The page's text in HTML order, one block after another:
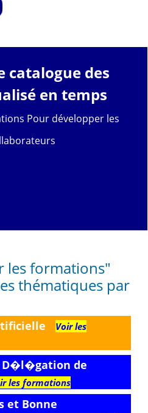
catalogue des
en temps
Pour développer les
les formations"
thématiques par
Voir les
D�l�gation de
les formations
et Bonne